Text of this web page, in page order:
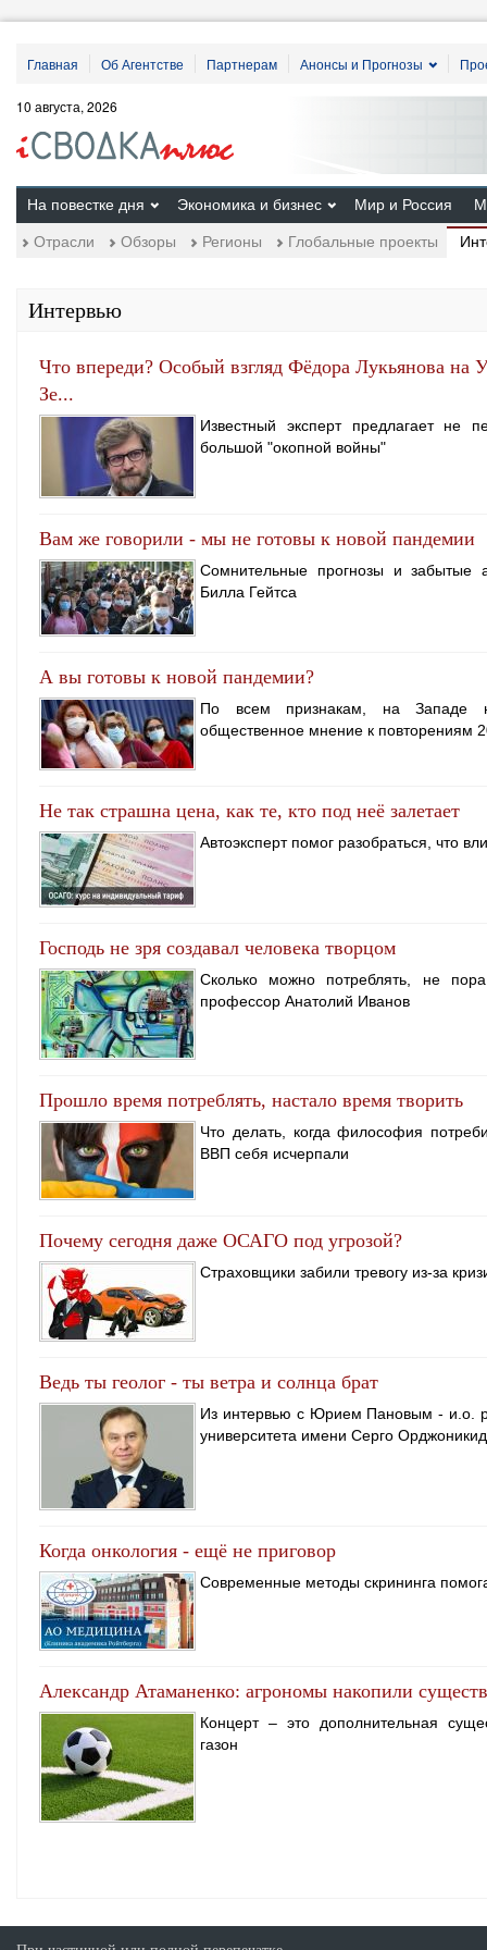
Главная Об Агентстве Партнерам Анонсы и Прогнозы
10 августа, 2026
На повестке дня Экономика и бизнес Мир и Россия
Отрасли Обзоры Регионы Глобальные проекты
Интервью
Что впереди? Особый взгляд Фёдора Лукьянова на
Зе...
Известный эксперт предлагает не
большой "окопной войны"
Вам же говорили - мы не готовы к новой пандемии
Сомнительные прогнозы и забытые
Билла Гейтса
А вы готовы к новой пандемии?
По всем признакам, на Западе
общественное мнение к повторениям
Не так страшна цена, как те, кто под неё залетает
Автоэксперт помог разобраться, что
Господь не зря создавал человека творцом
Сколько можно потреблять, не
профессор Анатолий Иванов
Прошло время потреблять, настало время творить
Что делать, когда философия
ВВП себя исчерпали
Почему сегодня даже ОСАГО под угрозой?
Страховщики забили тревогу из-за
Ведь ты геолог - ты ветра и солнца брат
Из интервью с Юрием Пановым - и.о.
университета имени Серго
Когда онкология - ещё не приговор
Современные методы скрининга
Александр Атаманенко: агрономы накопили
Концерт – это дополнительная
газон